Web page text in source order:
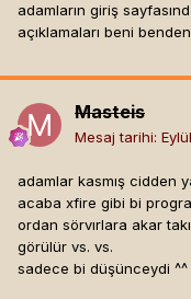
adamların giriş
açıklamaları beni benden
Masteis
Mesaj tarihi:
adamlar kasmış cidden
acaba xfire gibi bi
ordan sörvırlara akar
görülür vs. vs.
sadece bi düşünceydi ^^